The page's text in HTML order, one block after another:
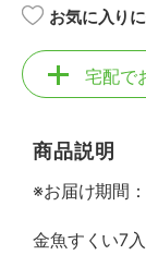
お気に入り
宅配で
商品説明
※お届け期間
金魚すくい7